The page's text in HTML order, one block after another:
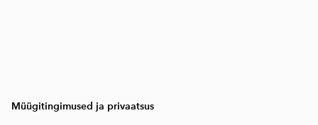
Müügitingimused ja privaatsus